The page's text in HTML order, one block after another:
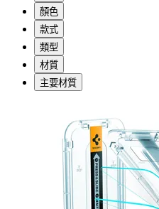
顏色
款式
類型
材質
主要材質